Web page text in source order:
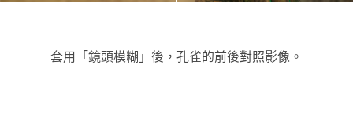
套用「鏡頭模糊」後，孔雀的前後對照影像。